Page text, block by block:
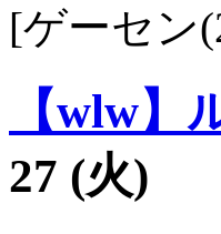
[ゲーセン
【wlw】
27 (火)